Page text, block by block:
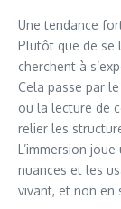
Une tendance
Plutôt que de se
cherchent à
Cela passe par
ou la lecture de
relier les
L’immersion
nuances et les
vivant, et non en